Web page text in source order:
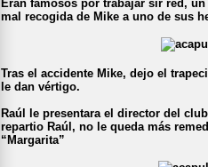
Eran famosos por trabajar sir red,
mal recogida de Mike a uno de sus
Tras el accidente Mike, dejo el
le dan vértigo.
Raúl le presentara el director del
repartio Raúl, no le queda más
“Margarita”